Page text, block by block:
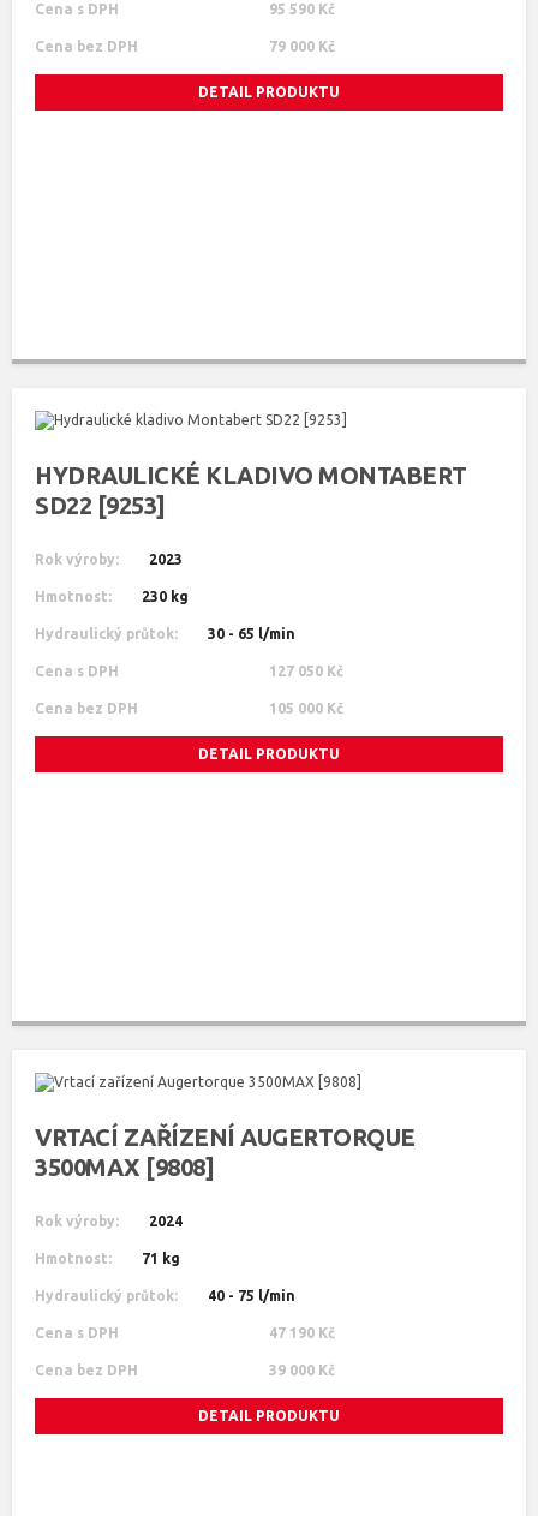
Cena s DPH 95 590 Kč
Cena bez DPH 79 000 Kč
DETAIL PRODUKTU
HYDRAULICKÉ KLADIVO MONTABERT
SD22 [9253]
Rok výroby: 2023
Hmotnost: 230 kg
Hydraulický průtok: 30 - 65 l/min
Cena s DPH 127 050 Kč
Cena bez DPH 105 000 Kč
DETAIL PRODUKTU
VRTACÍ ZAŘÍZENÍ AUGERTORQUE
3500MAX [9808]
Rok výroby: 2024
Hmotnost: 71 kg
Hydraulický průtok: 40 - 75 l/min
Cena s DPH 47 190 Kč
Cena bez DPH 39 000 Kč
DETAIL PRODUKTU